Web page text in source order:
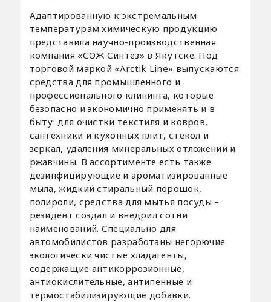
Адаптированную к экстремальным
температурам химическую продукцию
представила научно-производственная
компания «СОЖ Синтез» в Якутске. Под
торговой маркой «Arctik Line» выпускаются
средства для промышленного и
профессионального клининга, которые
безопасно и экономично применять и в
быту: для очистки текстиля и ковров,
сантехники и кухонных плит, стекол и
зеркал, удаления минеральных отложений и
ржавчины. В ассортименте есть также
дезинфицирующие и ароматизированные
мыла, жидкий стиральный порошок,
полироли, средства для мытья посуды –
резидент создал и внедрил сотни
наименований. Специально для
автомобилистов разработаны негорючие
экологически чистые хладагенты,
содержащие антикоррозионные,
антиокислительные, антипенные и
термостабилизирующие добавки.